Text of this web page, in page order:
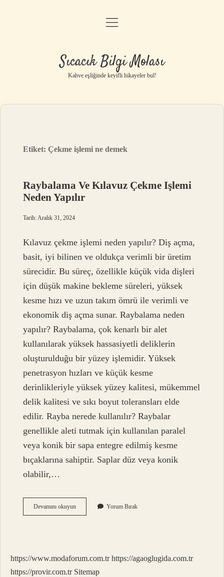
Anasayfa
Yasal Uyarı
menüyü
Sıcacık Bilgi Molası
Kahve eşliğinde keyifli hikayeler bul!
Etiket:Çekme işlemi ne demek
Raybalama Ve Kılavuz Çekme Işlemi
Neden Yapılır
Tarih: Aralık 31, 2024
Kılavuz çekme işlemi neden yapılır? Diş açma,
basit, iyi bilinen ve oldukça verimli bir üretim
sürecidir. Bu süreç, özellikle küçük vida dişleri
için düşük makine bekleme süreleri, yüksek
kesme hızı ve uzun takım ömrü ile verimli ve
ekonomik diş açma sunar. Raybalama neden
yapılır? Raybalama, çok kenarlı bir alet
kullanılarak yüksek hassasiyetli deliklerin
oluşturulduğu bir yüzey işlemidir. Yüksek
penetrasyon hızları ve küçük kesme
derinlikleriyle yüksek yüzey kalitesi, mükemmel
delik kalitesi ve sıkı boyut toleransları elde
edilir. Rayba nerede kullanılır? Raybalar
genellikle aleti tutmak için kullanılan paralel
veya konik bir sapa entegre edilmiş kesme
bıçaklarına sahiptir. Saplar düz veya konik
olabilir,…
Devamını okuyunRaybalama
Ve
Yapılır
Yorum Bırak
https://www.modaforum.com.tr https://agaoglugida.com.tr
https://provir.com.tr Sitemap